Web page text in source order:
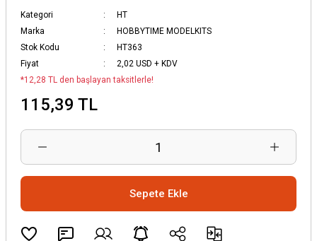
Kategori
HT
Marka
HOBBYTIME MODELKITS
Stok Kodu
HT363
Fiyat
2,02 USD + KDV
*12,28 TL den başlayan taksitlerle!
115,39 TL
Sepete Ekle